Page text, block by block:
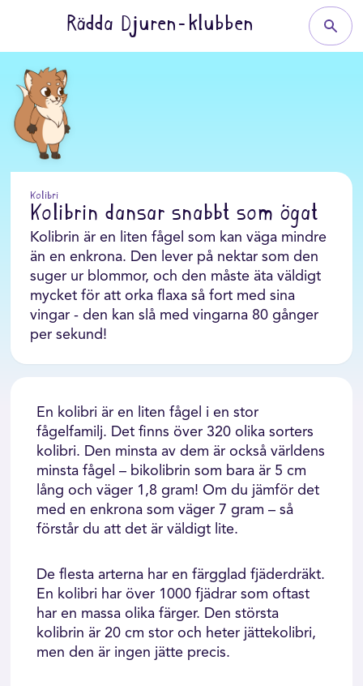
Rädda Djuren-klubben
Kolibri
Kolibrin dansar snabbt som ögat
Kolibrin är en liten fågel som kan väga mindre
än en enkrona. Den lever på nektar som den
suger ur blommor, och den måste äta väldigt
mycket för att orka flaxa så fort med sina
vingar - den kan slå med vingarna 80 gånger
per sekund!
En kolibri är en liten fågel i en stor
fågelfamilj. Det finns över 320 olika sorters
kolibri. Den minsta av dem är också världens
minsta fågel – bikolibrin som bara är 5 cm
lång och väger 1,8 gram! Om du jämför det
med en enkrona som väger 7 gram – så
förstår du att det är väldigt lite.
De flesta arterna har en färgglad fjäderdräkt.
En kolibri har över 1000 fjädrar som oftast
har en massa olika färger. Den största
kolibrin är 20 cm stor och heter jättekolibri,
men den är ingen jätte precis.